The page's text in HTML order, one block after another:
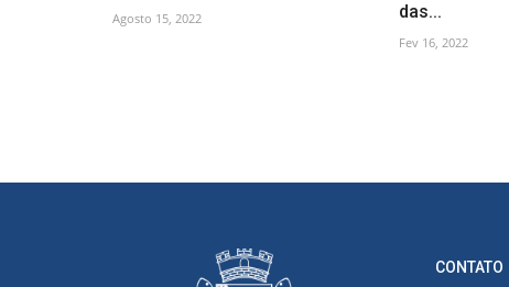
Agosto 15, 2022
das...
Fev 16, 2022
CONTATO